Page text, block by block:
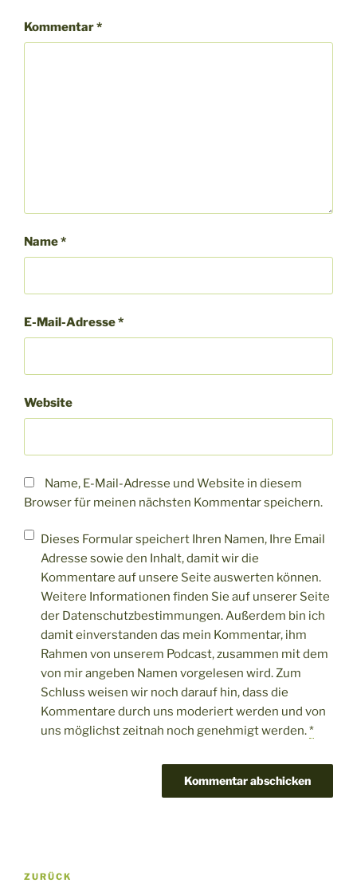
Kommentar*
Name*
E-Mail-Adresse*
Website
Name, E-Mail-Adresse und Website in diesem
Browser für meinen nächsten Kommentar speichern.
Dieses Formular speichert Ihren Namen, Ihre Email
Adresse sowie den Inhalt, damit wir die
Kommentare auf unsere Seite auswerten können.
Weitere Informationen finden Sie auf unserer Seite
der Datenschutzbestimmungen. Außerdem bin ich
damit einverstanden das mein Kommentar, ihm
Rahmen von unserem Podcast, zusammen mit dem
von mir angeben Namen vorgelesen wird. Zum
Schluss weisen wir noch darauf hin, dass die
Kommentare durch uns moderiert werden und von
uns möglichst zeitnah noch genehmigt werden.*
Beitragsnavigation
Vorheriger
ZURÜCK